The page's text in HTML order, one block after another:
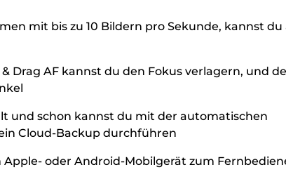
mit bis zu 10 Bildern pro Sekunde, kannst du
Drag AF kannst du den Fokus verlagern, und
und schon kannst du mit der automatischen
Cloud-Backup durchführen
oder Android-Mobilgerät zum